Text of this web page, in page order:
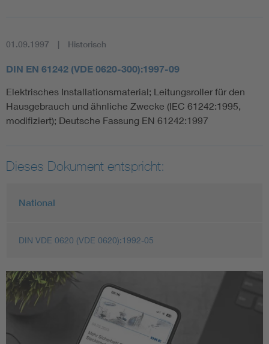
01.09.1997 Historisch
DIN EN 61242 (VDE 0620-300):1997-09
Elektrisches Installationsmaterial; Leitungsroller für den
Hausgebrauch und ähnliche Zwecke (IEC 61242:1995,
modifiziert); Deutsche Fassung EN 61242:1997
Dieses Dokument entspricht:
National
DIN VDE 0620 (VDE 0620):1992-05